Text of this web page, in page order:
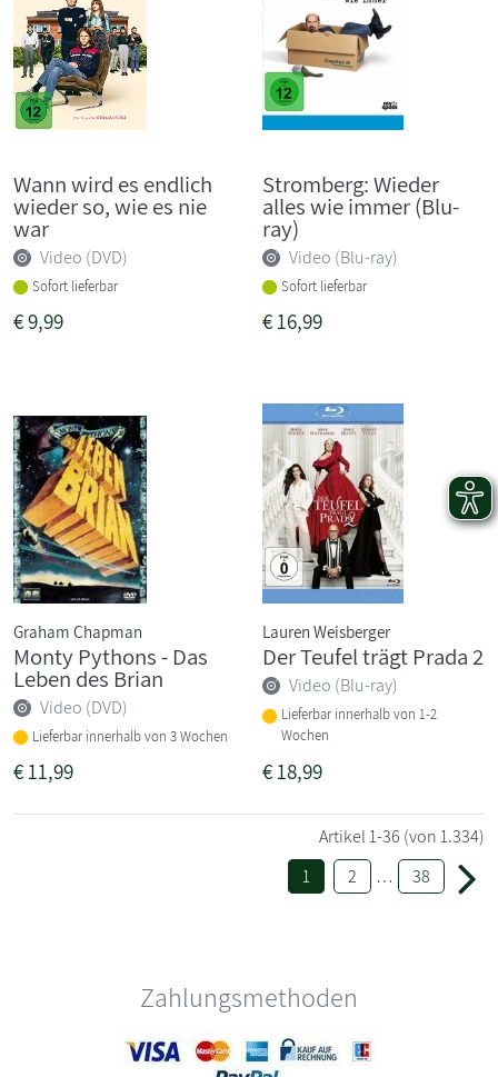
Wann wird es endlich
wieder so, wie es nie
war
Video (DVD)
Sofort lieferbar
€9,99
Stromberg: Wieder
alles wie immer (Blu-
ray)
Video (Blu-ray)
Sofort lieferbar
€16,99
Graham Chapman
Monty Pythons - Das
Leben des Brian
Video (DVD)
Lieferbar innerhalb von 3 Wochen
€11,99
Lauren Weisberger
Der Teufel trägt Prada 2
Video (Blu-ray)
Lieferbar innerhalb von 1-2
Wochen
€18,99
Artikel1-36 (von 1.334)
1
2 … 38
Zahlungsmethoden